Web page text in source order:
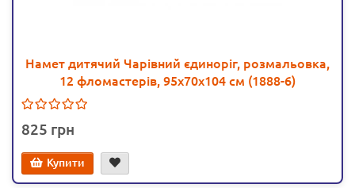
Намет дитячий Чарівний єдиноріг, розмальовка,
12 фломастерів, 95х70х104 см (1888-6)
825
Купити